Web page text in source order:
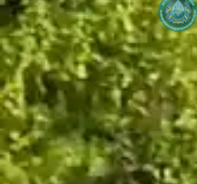
[newyear_garland]